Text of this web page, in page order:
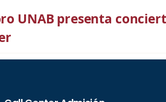
UNAB presenta